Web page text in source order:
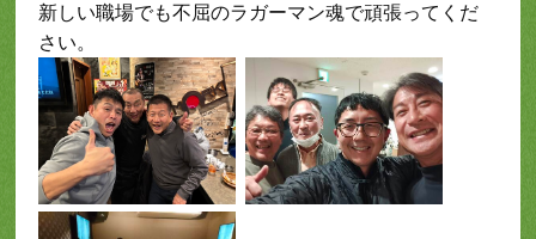
新しい職場でも不屈のラガーマン魂で頑張ってくだ
さい。